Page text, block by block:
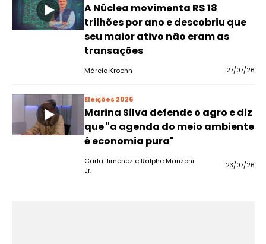
A Núclea movimenta R$ 18
trilhões por ano e descobriu que
seu maior ativo não eram as
transações
Márcio Kroehn 27/07/26
Eleições 2026
Marina Silva defende o agro e diz
que "a agenda do meio ambiente
é economia pura"
Carla Jimenez e Ralphe Manzoni
Jr.
23/07/26